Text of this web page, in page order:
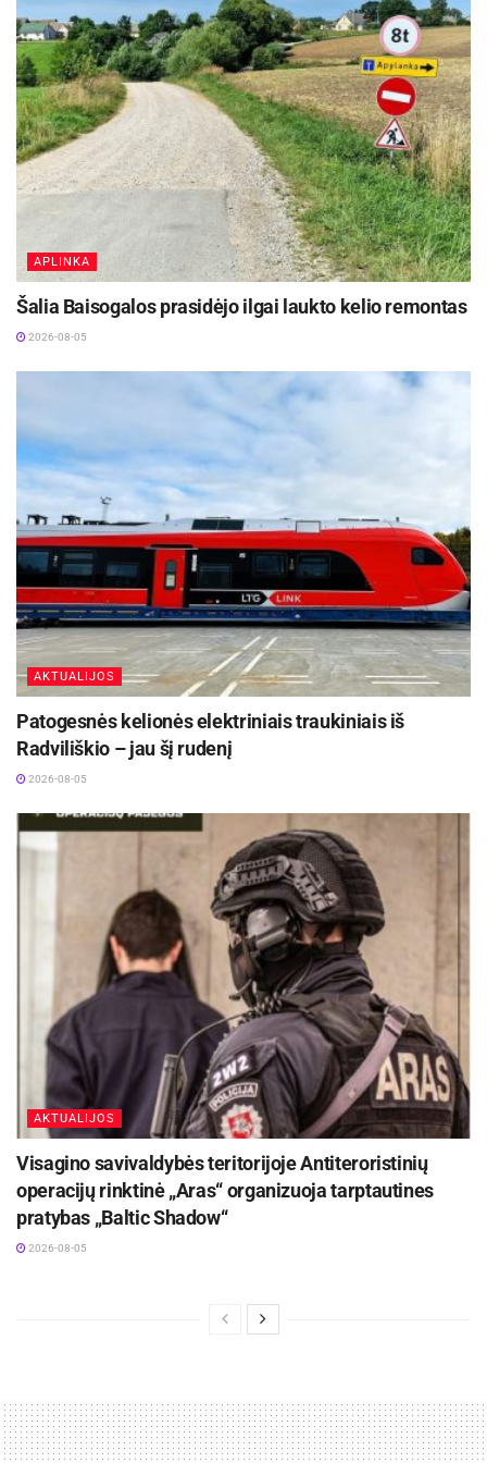
dialogą bei reguliariai keistis informacija apie
projekto eigą.
Šaltinis: Radviliškio rajono savivaldybė
APLINKA
Šalia Baisogalos prasidėjo ilgai laukto kelio remontas
2026-08-05
AKTUALIJOS
Patogesnės kelionės elektriniais traukiniais iš
Radviliškio – jau šį rudenį
2026-08-05
AKTUALIJOS
Visagino savivaldybės teritorijoje Antiteroristinių
operacijų rinktinė „Aras“ organizuoja tarptautines
pratybas „Baltic Shadow“
2026-08-05